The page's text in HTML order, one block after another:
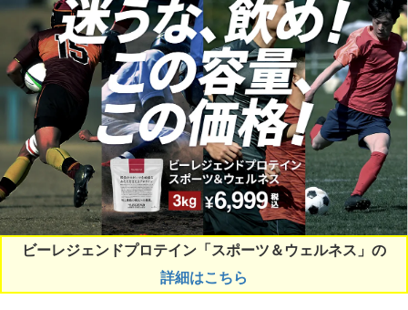
ビーレジェンドプロテイン「スポーツ＆ウェルネス」の
詳細はこちら